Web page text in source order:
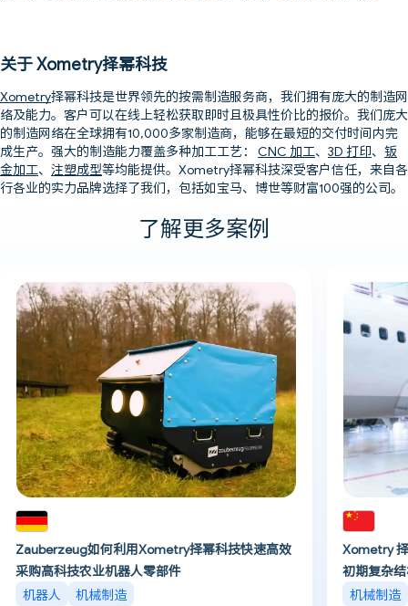
关于 Xometry择幂科技
Xometry择幂科技是世界领先的按需制造服务商，我们拥有庞大的制造网
络及能力。客户可以在线上轻松获取即时且极具性价比的报价。我们庞大
的制造网络在全球拥有10,000多家制造商，能够在最短的交付时间内完
成生产。强大的制造能力覆盖多种加工工艺： CNC 加工、 3D 打印、 钣
金加工、 注塑成型等均能提供。Xometry择幂科技深受客户信任，来自各
行各业的实力品牌选择了我们，包括如宝马、博世等财富100强的公司。
了解更多案例
Zauberzeug如何利用Xometry择幂科技快速高效
采购高科技农业机器人零部件
机器人
机械制造
Xometry
初期复杂
机械制造